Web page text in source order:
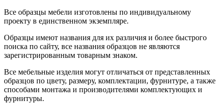
Все образцы мебели изготовлены по индивидуальному
проекту в единственном экземпляре.
Образцы имеют названия для их различия и более быстрого
поиска по сайту, все названия образцов не являются
зарегистрированным товарным знаком.
Все мебельные изделия могут отличаться от представленных
образцов по цвету, размеру, комплектации, фурнитуре, а также
способами монтажа и производителями комплектующих и
фурнитуры.